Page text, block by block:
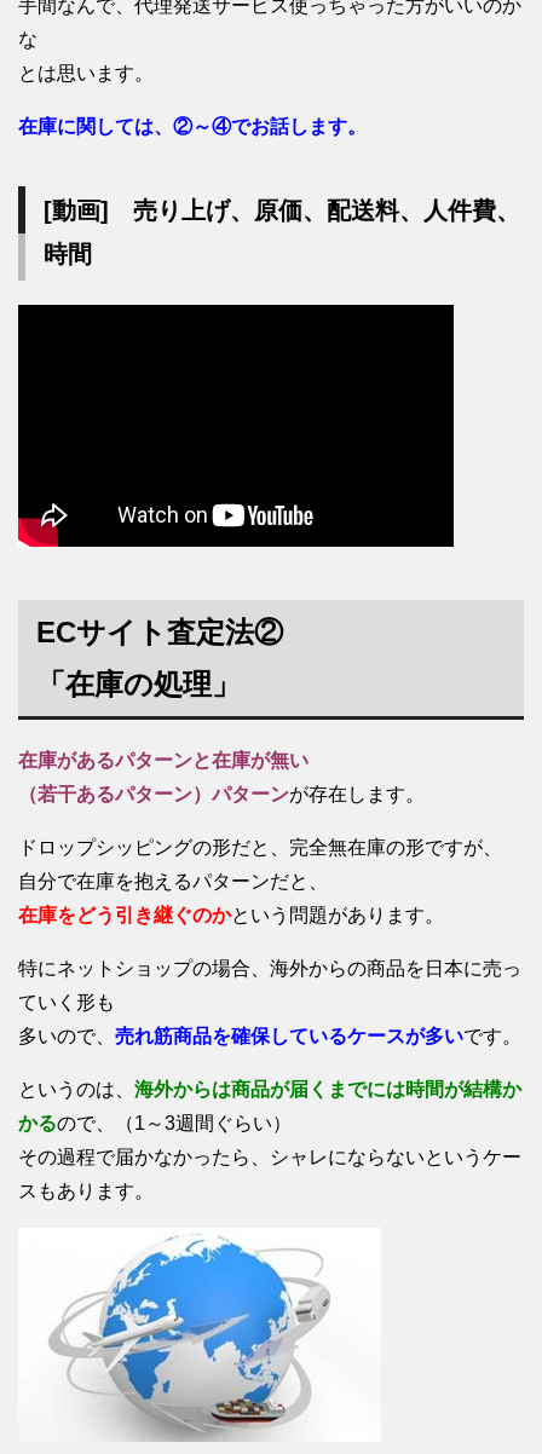
手間なんで、代理発送サービス使っちゃった方がいいのか
な
とは思います。
在庫に関しては、②～④でお話します。
[動画] 売り上げ、原価、配送料、人件費、
時間
ECサイト査定法②
「在庫の処理」
在庫があるパターンと在庫が無い
（若干あるパターン）パターンが存在します。
ドロップシッピングの形だと、完全無在庫の形ですが、
自分で在庫を抱えるパターンだと、
在庫をどう引き継ぐのかという問題があります。
特にネットショップの場合、海外からの商品を日本に売っ
ていく形も
多いので、 売れ筋商品を確保しているケースが多いです。
というのは、 海外からは商品が届くまでには時間が結構か
かるので、（1～3週間ぐらい）
その過程で届かなかったら、シャレにならないというケー
スもあります。